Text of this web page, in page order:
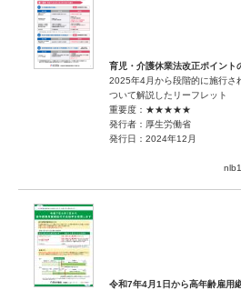
育児・介護休業法改正ポイント
2025年4月から段階的に施行さ
ついて解説したリーフレット
重要度：★★★★★
発行者：厚生労働省
発行日：2024年12月
令和7年4月1日から高年齢雇用